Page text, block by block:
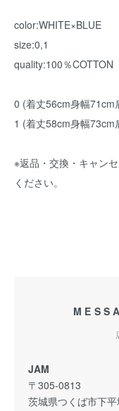
color:WHITE×BLUE
size:0,1
quality:100％COTTON
0 (着丈56cm身幅71cm
1 (着丈58cm身幅
※返品・交換・キャン
ください。
JAM
〒305-0813
茨城県つくば市下平